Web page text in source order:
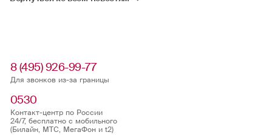
8 (495) 926-99-77
Для звонков из-за границы
0530
Контакт-центр по России
24/7, бесплатно с мобильного
(Билайн, МТС, МегаФон и t2)